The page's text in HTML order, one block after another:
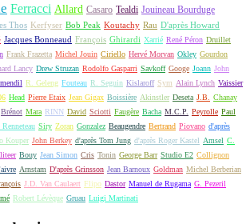
Ferracci Allard Casaro Tealdi Jouineau Bourduge
Thos Kerfyser Bob Peak Koutachy Rau D'après Howard
Jacques Bonneaud François Ghirardi Xarrié René Péron Druillet
Frank Frazetta Michel Jouin Ciriello Hervé Morvan Okley Gourdon
Lancy Drew Struzan Rodolfo Gasparri Savkoff Googe Joann John
R. Geleng Fouteau R. Seguin Kislaroff Sym Alain Lynch Vaissier
Head Pierre Etaix Jean Gigax Boissière Akinstler Deseta J.B.
Chanay
Brénot Mara RINN David Sciotti Faugère Bacha M.C.P. Peyrolle Paul
Renneteau Siry Zoran Gonzalez Beaugendre Bertrand Piovano d'après
Kouper John Berkey d'après Tom Jung d'après Roger Kastel Amsel C.
Bouy Jean Simon Cris Tonin George Barr Studio E2 Collignon
Arnstam D'après Grinsson Jean Barnoux Goldman Michel Berberian
J.D. Van Caulaert Flipo Dastor Manuel de Rugama G. Pezeril
Robert Lévèque Gruau Luigi Martinati